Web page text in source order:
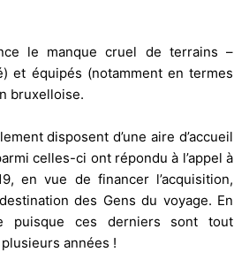
le manque cruel de terrains –
et équipés (notamment en termes
bruxelloise.
disposent d’une aire d’accueil
celles-ci ont répondu à l’appel à
en vue de financer l’acquisition,
des Gens du voyage. En
puisque ces derniers sont tout
années !